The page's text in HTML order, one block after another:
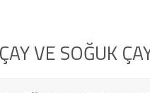
VE SOĞUK